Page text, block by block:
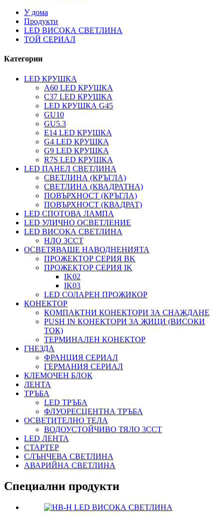
У дома
Продукти
LED ВИСОКА СВЕТЛИНА
ТОЙ СЕРИАЛ
Категории
LED КРУШКА
А60 LED КРУШКА
C37 LED КРУШКА
LED КРУШКА G45
GU10
GU5.3
Е14 LED КРУШКА
G4 LED КРУШКА
G9 LED КРУШКА
R7S LED КРУШКА
LED ПАНЕЛ СВЕТЛИНА
СВЕТЛИНА (КРЪГЛА)
СВЕТЛИНА (КВАДРАТНА)
ПОВЪРХНОСТ (КРЪГЛА)
ПОВЪРХНОСТ (КВАДРАТ)
LED СПОТОВА ЛАМПА
LED УЛИЧНО ОСВЕТЛЕНИЕ
LED ВИСОКА СВЕТЛИНА
НЛО 3CCT
ОСВЕТЯВАШЕ НАВОДНЕНИЯТА
ПРОЖЕКТОР СЕРИЯ BK
ПРОЖЕКТОР СЕРИЯ IK
IK02
IK03
LED СОЛАРЕН ПРОЖИКОР
КОНЕКТОР
КОМПАКТНИ КОНЕКТОРИ ЗА СНАЖДАНЕ
PUSH IN КОНЕКТОРИ ЗА ЖИЦИ (ВИСОКИ
ТОК)
ТЕРМИНАЛЕН КОНЕКТОР
ГНЕЗДА
ФРАНЦИЯ СЕРИАЛ
ГЕРМАНИЯ СЕРИАЛ
КЛЕМОЧЕН БЛОК
ЛЕНТА
ТРЪБА
LED ТРЪБА
ФЛУОРЕСЦЕНТНА ТРЪБА
ОСВЕТИТЕЛНО ТЕЛА
ВОДОУСТОЙЧИВО ТЯЛО 3CCT
LED ЛЕНТА
СТАРТЕР
СЛЪНЧЕВА СВЕТЛИНА
АВАРИЙНА СВЕТЛИНА
Специални продукти